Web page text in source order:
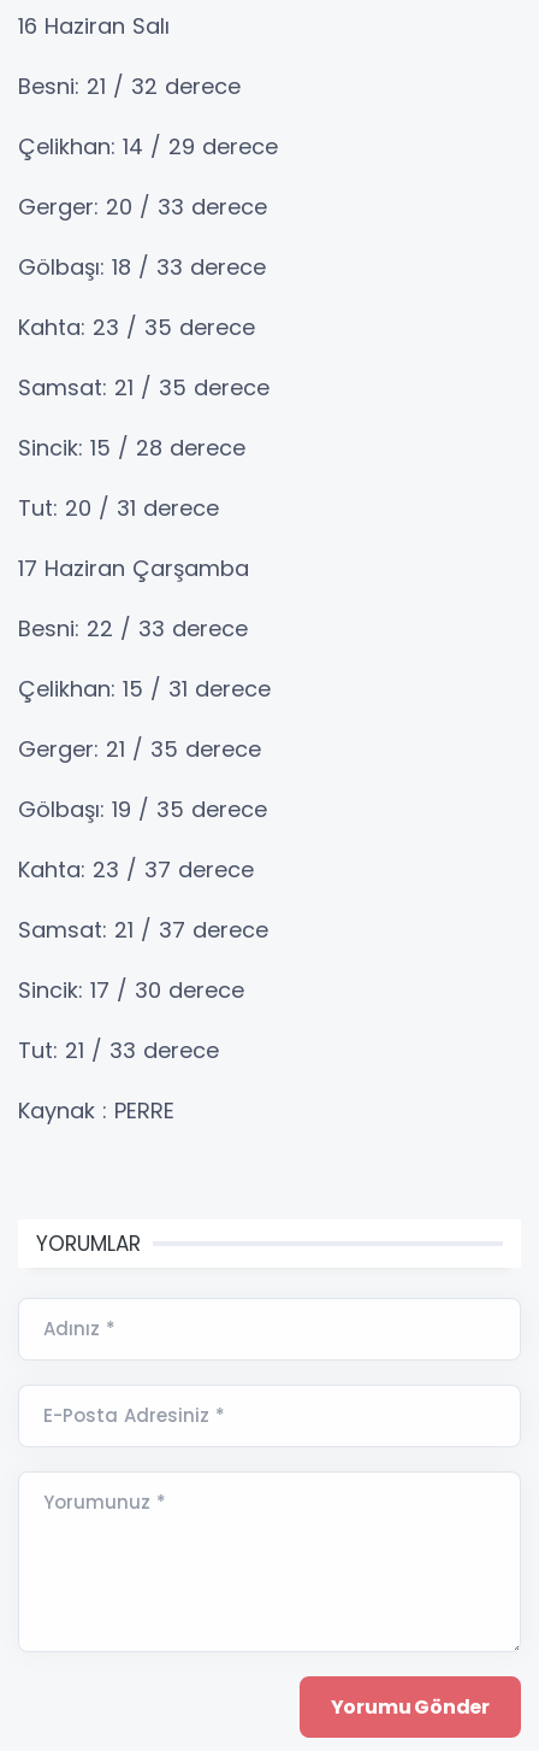
16 Haziran Salı
Besni: 21 / 32 derece
Çelikhan: 14 / 29 derece
Gerger: 20 / 33 derece
Gölbaşı: 18 / 33 derece
Kahta: 23 / 35 derece
Samsat: 21 / 35 derece
Sincik: 15 / 28 derece
Tut: 20 / 31 derece
17 Haziran Çarşamba
Besni: 22 / 33 derece
Çelikhan: 15 / 31 derece
Gerger: 21 / 35 derece
Gölbaşı: 19 / 35 derece
Kahta: 23 / 37 derece
Samsat: 21 / 37 derece
Sincik: 17 / 30 derece
Tut: 21 / 33 derece
Kaynak : PERRE
YORUMLAR
Adınız *
E-Posta Adresiniz *
Yorumunuz *